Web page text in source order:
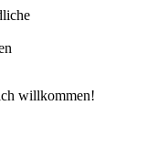
willkommen!